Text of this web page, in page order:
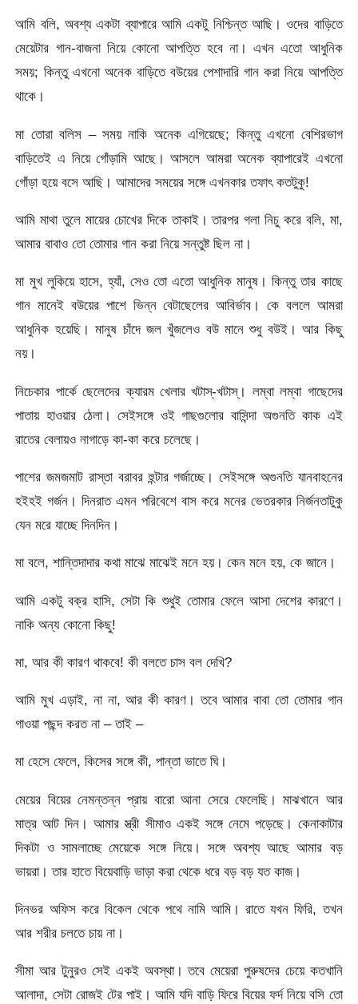
আমি বলি, অবশ্য একটা ব্যাপারে আমি একটু নিশ্চিন্ত আছি। ওদের বাড়িতে
মেয়েটার গান-বাজনা নিয়ে কোনো আপত্তি হবে না। এখন এতো আধুনিক
সময়; কিন্তু এখনো অনেক বাড়িতে বউয়ের পেশাদারি গান করা নিয়ে আপত্তি
থাকে।
মা তোরা বলিস – সময় নাকি অনেক এগিয়েছে; কিন্তু এখনো বেশিরভাগ
বাড়িতেই এ নিয়ে গোঁড়ামি আছে। আসলে আমরা অনেক ব্যাপারেই এখনো
গোঁড়া হয়ে বসে আছি। আমাদের সময়ের সঙ্গে এখনকার তফাৎ কতটুকু!
আমি মাথা তুলে মায়ের চোখের দিকে তাকাই। তারপর গলা নিচু করে বলি, মা,
আমার বাবাও তো তোমার গান করা নিয়ে সন্তুষ্ট ছিল না।
মা মুখ লুকিয়ে হাসে, হ্যাঁ, সেও তো এতো আধুনিক মানুষ। কিন্তু তার কাছে
গান মানেই বউয়ের পাশে ভিন্ন বেটাছেলের আবির্ভাব। কে বললে আমরা
আধুনিক হয়েছি। মানুষ চাঁদে জল খুঁজলেও বউ মানে শুধু বউই। আর কিছু
নয়।
নিচেকার পার্কে ছেলেদের ক্যারম খেলার খটাস্-খটাস্। লম্বা লম্বা গাছেদের
পাতায় হাওয়ার ঠেলা। সেইসঙ্গে ওই গাছগুলোর বাসিন্দা অগুনতি কাক এই
রাতের বেলায়ও নাগাড়ে কা-কা করে চলেছে।
পাশের জমজমাট রাস্তা বরাবর হুন্টার গর্জাচ্ছে। সেইসঙ্গে অগুনতি যানবাহনের
হইহই গর্জন। দিনরাত এমন পরিবেশে বাস করে মনের ভেতরকার নির্জনতাটুকু
যেন মরে যাচ্ছে দিনদিন।
মা বলে, শান্তিদাদার কথা মাঝে মাঝেই মনে হয়। কেন মনে হয়, কে জানে।
আমি একটু বক্র হাসি, সেটা কি শুধুই তোমার ফেলে আসা দেশের কারণে।
নাকি অন্য কোনো কিছু!
মা, আর কী কারণ থাকবে! কী বলতে চাস বল দেখি?
আমি মুখ এড়াই, না না, আর কী কারণ। তবে আমার বাবা তো তোমার গান
গাওয়া পছন্দ করত না – তাই –
মা হেসে ফেলে, কিসের সঙ্গে কী, পান্তা ভাতে ঘি।
মেয়ের বিয়ের নেমন্তন্ন প্রায় বারো আনা সেরে ফেলেছি। মাঝখানে আর
মাত্র আট দিন। আমার স্ত্রী সীমাও একই সঙ্গে নেমে পড়েছে। কেনাকাটার
দিকটা ও সামলাচ্ছে মেয়েকে সঙ্গে নিয়ে। সঙ্গে অবশ্য আছে আমার বড়
ভায়রা। তার হাতে বিয়েবাড়ি ভাড়া করা থেকে ধরে বড় বড় যত কাজ।
দিনভর অফিস করে বিকেল থেকে পথে নামি আমি। রাতে যখন ফিরি, তখন
আর শরীর চলতে চায় না।
সীমা আর টুনুরও সেই একই অবস্থা। তবে মেয়েরা পুরুষদের চেয়ে কতখানি
আলাদা, সেটা রোজই টের পাই। আমি যদি বাড়ি ফিরে বিয়ের ফর্দ নিয়ে বসি তো